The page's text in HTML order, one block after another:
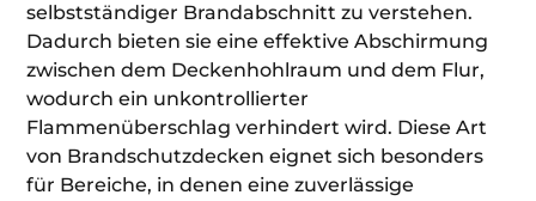
selbstständiger Brandabschnitt zu verstehen.
Dadurch bieten sie eine effektive Abschirmung
zwischen dem Deckenhohlraum und dem Flur,
wodurch ein unkontrollierter
Flammenüberschlag verhindert wird. Diese Art
von Brandschutzdecken eignet sich besonders
für Bereiche, in denen eine zuverlässige